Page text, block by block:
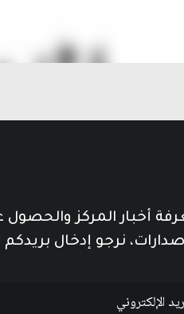
أخبار المركز
نرجو إدخال بريدكم